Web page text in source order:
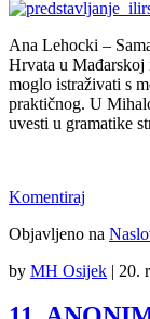
Ana Lehocki –
Hrvata u Mađarskoj
moglo istraživati s
praktičnog. U
uvesti u gramatike
Komentiraj
Objavljeno na
by MH Osijek | 20.